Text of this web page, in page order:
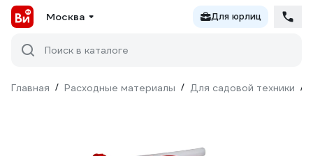
Москва Для юрлиц
Поиск в каталоге
Главная / Расходные материалы / Для садовой техники /